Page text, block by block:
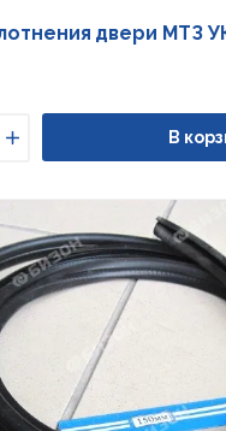
двери МТЗ
Увеличить
В